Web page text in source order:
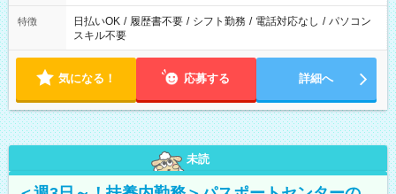
特徴 日払いOK / 履歴書不要 / シフト勤務 / 電話対応なし / パソコン
スキル不要
気になる！ 応募する 詳細へ
未読